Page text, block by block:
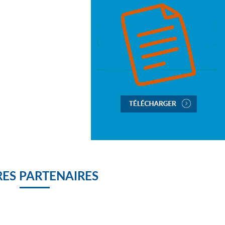
PARTENAIRES